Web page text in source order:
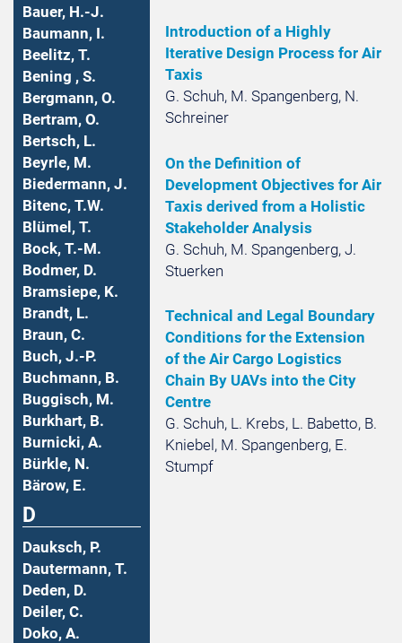
Bauer, H.-J.
Baumann, I.
Beelitz, T.
Bening , S.
Bergmann, O.
Bertram, O.
Bertsch, L.
Beyrle, M.
Biedermann, J.
Bitenc, T.W.
Blümel, T.
Bock, T.-M.
Bodmer, D.
Bramsiepe, K.
Brandt, L.
Braun, C.
Buch, J.-P.
Buchmann, B.
Buggisch, M.
Burkhart, B.
Burnicki, A.
Bürkle, N.
Bärow, E.
D
Dauksch, P.
Dautermann, T.
Deden, D.
Deiler, C.
Doko, A.
Introduction of a Highly
Iterative Design Process for Air
Taxis
G. Schuh, M. Spangenberg, N.
Schreiner
On the Definition of
Development Objectives for Air
Taxis derived from a Holistic
Stakeholder Analysis
G. Schuh, M. Spangenberg, J.
Stuerken
Technical and Legal Boundary
Conditions for the Extension
of the Air Cargo Logistics
Chain By UAVs into the City
Centre
G. Schuh, L. Krebs, L. Babetto, B.
Kniebel, M. Spangenberg, E.
Stumpf